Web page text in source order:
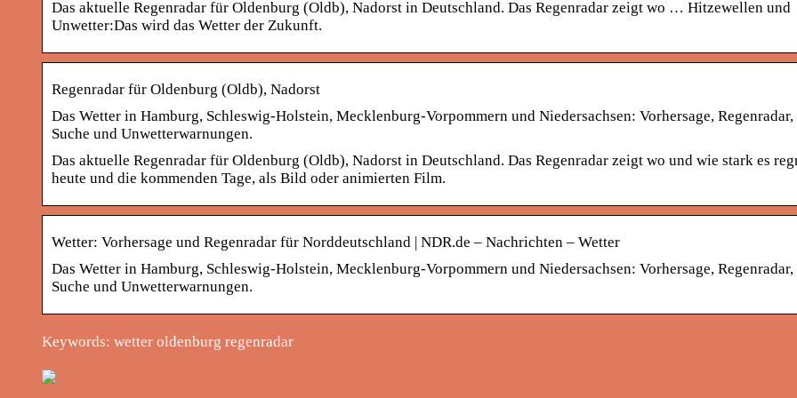
Das aktuelle Regenradar für Oldenburg (Oldb), Nadorst in Deutschland. Das Regenradar zeigt wo … Hitzewellen und
Unwetter:Das wird das Wetter der Zukunft.
Regenradar für Oldenburg (Oldb), Nadorst
Das Wetter in Hamburg, Schleswig-Holstein, Mecklenburg-Vorpommern und Niedersachsen: Vorhersage, Regenradar,
Suche und Unwetterwarnungen.
Das aktuelle Regenradar für Oldenburg (Oldb), Nadorst in Deutschland. Das Regenradar zeigt wo und wie stark es
heute und die kommenden Tage, als Bild oder animierten Film.
Wetter: Vorhersage und Regenradar für Norddeutschland | NDR.de – Nachrichten – Wetter
Das Wetter in Hamburg, Schleswig-Holstein, Mecklenburg-Vorpommern und Niedersachsen: Vorhersage, Regenradar,
Suche und Unwetterwarnungen.
Keywords: wetter oldenburg regenradar